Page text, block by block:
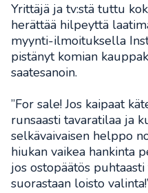
Yrittäjä ja tv:stä tuttu
herättää hilpeyttä
myynti-ilmoituksella
pistänyt komian
saatesanoin.
”For sale! Jos kaipaat
runsaasti tavaratilaa ja
selkävaivaisen helppo
hiukan vaikea hankinta
jos ostopäätös
suorastaan loisto